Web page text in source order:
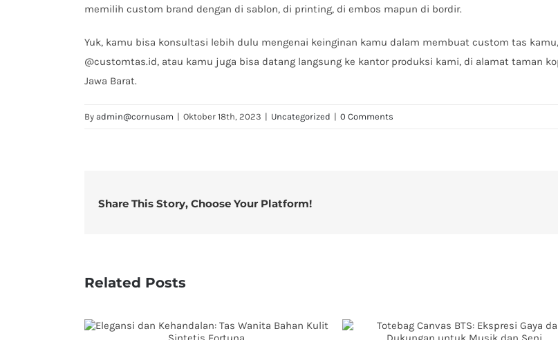
memilih custom brand dengan di sablon, di printing, di embos mapun di bordir.
Yuk, kamu bisa konsultasi lebih dulu mengenai keinginan kamu dalam membuat custom tas
@customtas.id, atau kamu juga bisa datang langsung ke kantor produksi kami, di alamat taman
Jawa Barat.
By admin@cornusam | Oktober 18th, 2023 | Uncategorized | 0 Comments
Share This Story, Choose Your Platform!
Related Posts